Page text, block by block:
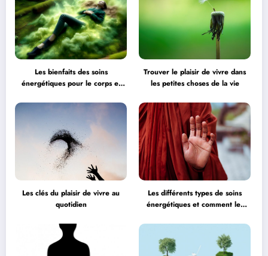
Les bienfaits des soins
énergétiques pour le corps et
Trouver le plaisir de vivre dans
les petites choses de la vie
Les clés du plaisir de vivre au
quotidien
Les différents types de soins
énergétiques et comment les